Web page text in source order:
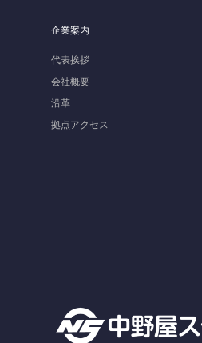
企業案内
代表挨拶
会社概要
沿革
拠点アクセス